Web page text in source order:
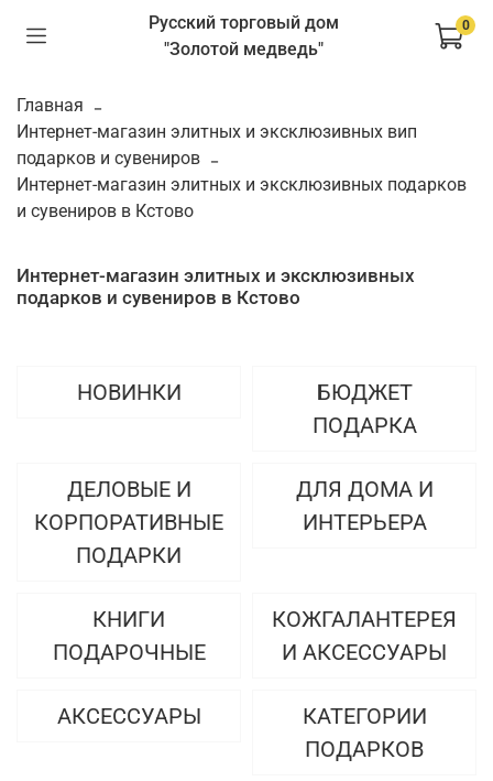
Русский торговый дом
"Золотой медведь"
0
Главная
Интернет-магазин элитных и эксклюзивных вип
подарков и сувениров
Интернет-магазин элитных и эксклюзивных подарков
и сувениров в Кстово
Интернет-магазин элитных и эксклюзивных
подарков и сувениров в Кстово
НОВИНКИ
БЮДЖЕТ
ПОДАРКА
ДЕЛОВЫЕ И
КОРПОРАТИВНЫЕ
ПОДАРКИ
ДЛЯ ДОМА И
ИНТЕРЬЕРА
КНИГИ
ПОДАРОЧНЫЕ
КОЖГАЛАНТЕРЕЯ
И АКСЕССУАРЫ
АКСЕССУАРЫ
КАТЕГОРИИ
ПОДАРКОВ